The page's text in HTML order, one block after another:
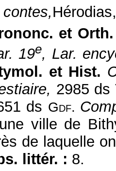
contes,Hérodias
et
19e, Lar.
et Hist.
2985
ds Gdf.
ville de
de laquelle
littér. : 8.